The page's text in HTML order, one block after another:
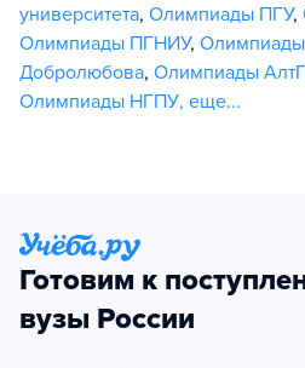
университета, Олимпиады ПГУ,
Олимпиады ПГНИУ,
Добролюбова, Олимпиады
Олимпиады НГПУ, еще...
Готовим к
вузы России